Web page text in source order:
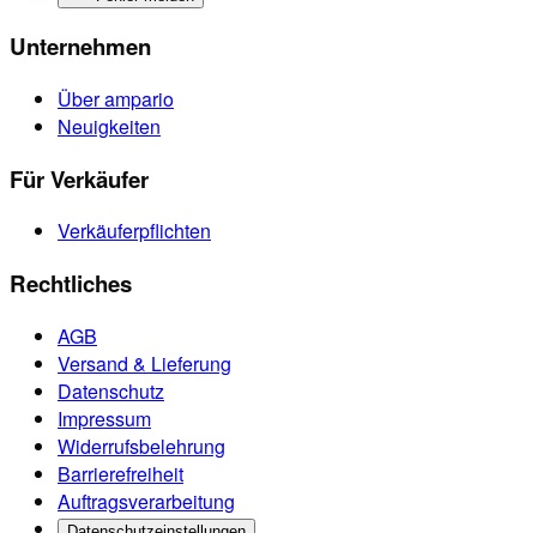
Unternehmen
Über ampario
Neuigkeiten
Für Verkäufer
Verkäuferpflichten
Rechtliches
AGB
Versand & Lieferung
Datenschutz
Impressum
Widerrufsbelehrung
Barrierefreiheit
Auftragsverarbeitung